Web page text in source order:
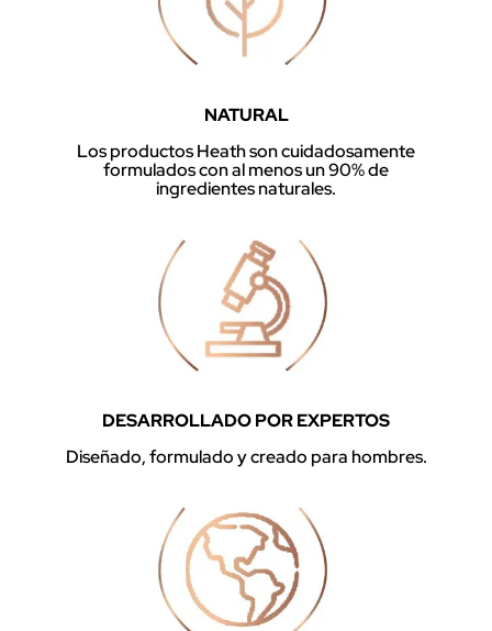
NATURAL
Los productos Heath son cuidadosamente
formulados con al menos un 90% de
ingredientes naturales.
DESARROLLADO POR EXPERTOS
Diseñado, formulado y creado para hombres.